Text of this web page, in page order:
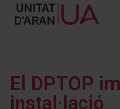
El DPTOP
instal·lació